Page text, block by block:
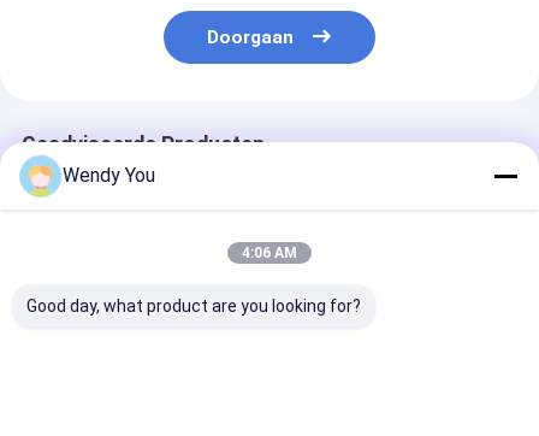
Doorgaan
Geadviseerde Producten
Wendy You
4:06 AM
Good day, what product are you looking for?